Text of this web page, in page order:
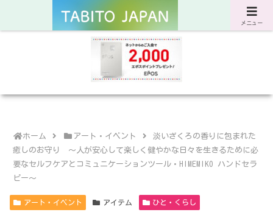
サスティナブルな旅と暮らしのWebマガジン
ホーム アート・イベント
淡いざくろの香りに包まれた
癒しのお守り ～人が安心して楽しく健やかな日々を生きるために必
要なセルフケアとコミュニケーションツール・HIMEMIKO ハンドセラ
ピー～
アート・イベント アイテム ひと・くらし
メニュー